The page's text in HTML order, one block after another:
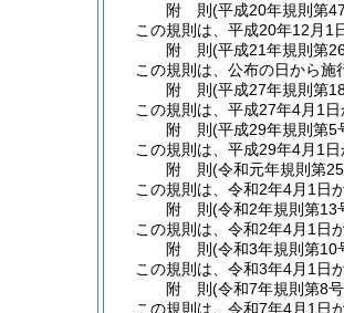
附 則(平成20年規則第
この規則は、平成20年12月1
附 則(平成21年規則第
この規則は、公布の日から施
附 則(平成27年規則第
この規則は、平成27年4月1日
附 則(平成29年規則第5
この規則は、平成29年4月1日
附 則(令和元年規則第
この規則は、令和2年4月1日
附 則(令和2年規則第13
この規則は、令和2年4月1日
附 則(令和3年規則第10
この規則は、令和3年4月1日
附 則(令和7年規則第8
この規則は、令和7年4月1日